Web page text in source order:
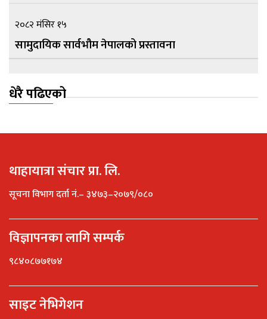
२०८२ मंसिर १५
सामुदायिक सार्वभौम नेपालको प्रस्तावना
धेरै पढिएको
थाहायात्रा संचार प्रा. लि.
सूचना विभाग दर्ता नं.– ३४७३–२०७९/०८०
विज्ञापनका लागि सम्पर्क
९८४०८७७१७४
साइट नेभिगेशन